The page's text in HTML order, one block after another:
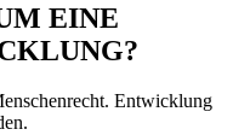
EINE
Entwicklung